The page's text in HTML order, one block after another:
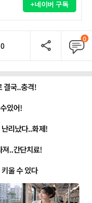
+네이버 구독
0
0